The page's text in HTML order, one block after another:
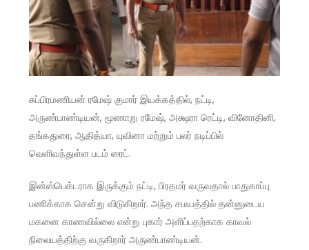
சுப்பிரமணியன் ரமேஷ் குமார் இயக்கத்தில், நட்டி,
அருண்பாண்டியன், மூணாறு ரமேஷ், அக்ஷரா ரெட்டி, வினோதினி,
தங்கதுரை, ஆதித்யா, யுவினா மற்றும் பலர் நடிப்பில்
வெளிவந்துள்ள படம் ரைட்.
இன்ஸ்பெக்டராக இருக்கும் நட்டி, பிரதமர் வருவதால் பாதுகாப்பு
பணிக்காக சென்று விடுகிறார். அந்த சமயத்தில் தன்னுடைய
மகனை காணவில்லை என்று புகார் அளிப்பதற்காக காவல்
நிலையத்திற்கு வருகிறார் அருண்பாண்டியன்.